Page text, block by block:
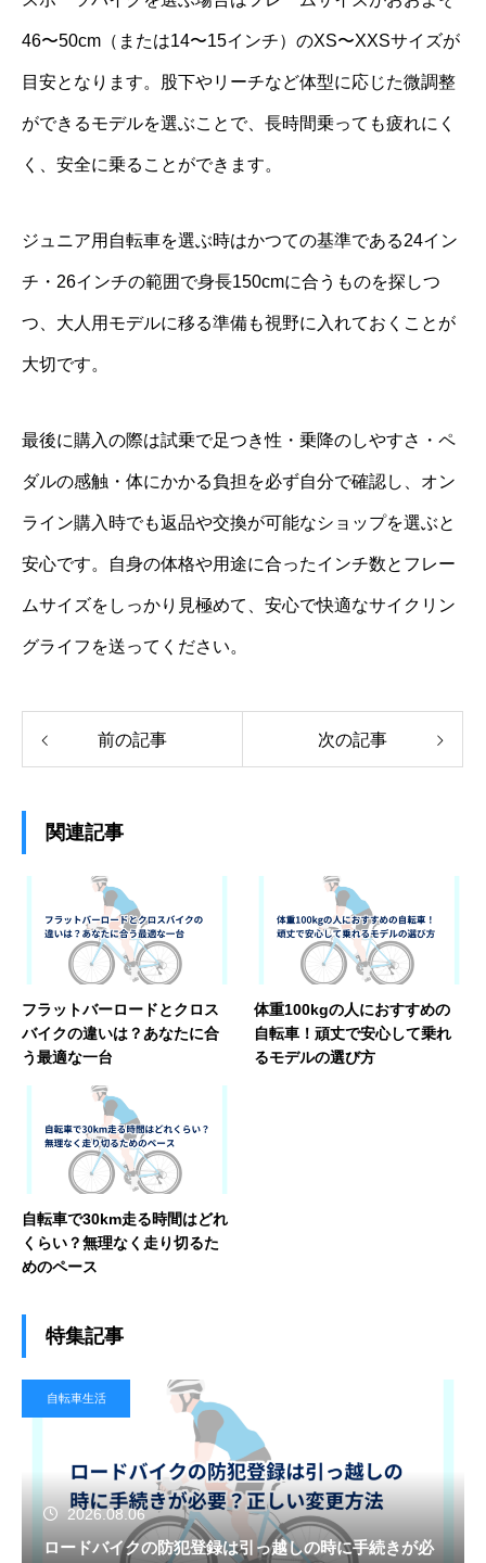
46〜50cm（または14〜15インチ）のXS〜XXSサイズが
目安となります。股下やリーチなど体型に応じた微調整
ができるモデルを選ぶことで、長時間乗っても疲れにく
く、安全に乗ることができます。
ジュニア用自転車を選ぶ時はかつての基準である24イン
チ・26インチの範囲で身長150cmに合うものを探しつ
つ、大人用モデルに移る準備も視野に入れておくことが
大切です。
最後に購入の際は試乗で足つき性・乗降のしやすさ・ペ
ダルの感触・体にかかる負担を必ず自分で確認し、オン
ライン購入時でも返品や交換が可能なショップを選ぶと
安心です。自身の体格や用途に合ったインチ数とフレー
ムサイズをしっかり見極めて、安心で快適なサイクリン
グライフを送ってください。
前の記事 次の記事
関連記事
フラットバーロードとクロス
バイクの違いは？あなたに合
う最適な一台
体重100kgの人におすすめの
自転車！頑丈で安心して乗れ
るモデルの選び方
自転車で30km走る時間はどれ
くらい？無理なく走り切るた
めのペース
特集記事
自転車生活
2026.08.06
ロードバイクの防犯登録は引っ越しの時に手続きが必